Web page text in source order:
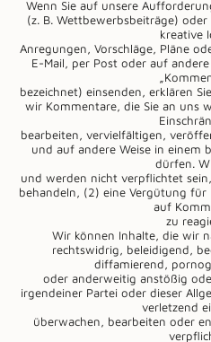
Wenn Sie auf unsere
(z. B. Wettbewerbsbeiträge)
kreative
Anregungen, Vorschläge, Pläne
E-Mail, per Post oder auf
bezeichnet) einsenden, erklären
wir Kommentare, die Sie an uns
bearbeiten, vervielfältigen,
und auf andere Weise in einem
dürfen.
und werden nicht verpflichtet
behandeln, (2) eine Vergütung
auf
zu
Wir können Inhalte, die wir
rechtswidrig, beleidigend,
diffamierend,
oder anderweitig anstößig
irgendeiner Partei oder dieser
verletzend
überwachen, bearbeiten oder